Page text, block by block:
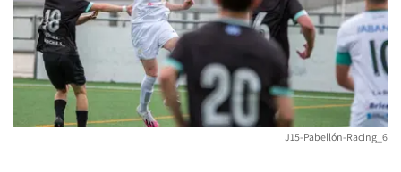
J15-Pabellón-Racing_6